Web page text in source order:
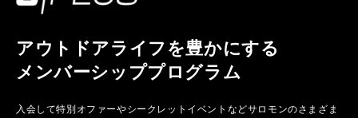
アウトドアライフを豊かにする
メンバーシッププログラム
入会して特別オファーやシークレットイベントなどサロモンのさまざま